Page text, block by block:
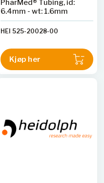
PharMed® Tubing, id:
6.4mm - wt: 1.6mm
HEI 525-20028-00
Kjøp her